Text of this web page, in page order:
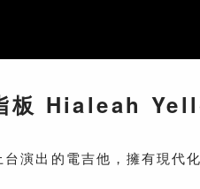
Hialeah
出的電吉他，擁有現代